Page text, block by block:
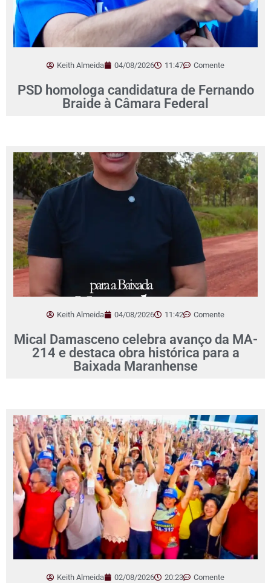
Keith Almeida 04/08/2026 11:47 Comente
PSD homologa candidatura de Fernando
Braide à Câmara Federal
Keith Almeida 04/08/2026 11:42 Comente
Mical Damasceno celebra avanço da MA-
214 e destaca obra histórica para a
Baixada Maranhense
Keith Almeida 02/08/2026 20:23 Comente